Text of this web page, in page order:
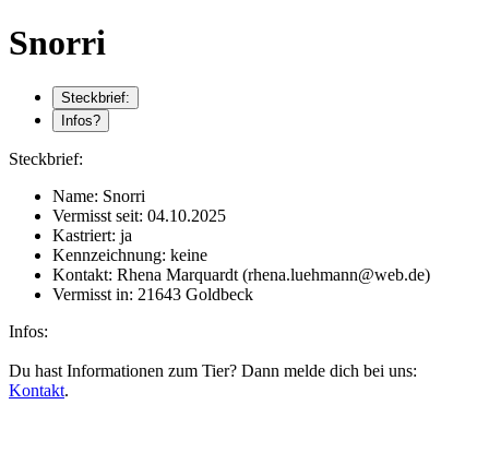
Snorri
Steckbrief:
Infos?
Steckbrief:
Name: Snorri
Vermisst seit: 04.10.2025
Kastriert: ja
Kennzeichnung: keine
Kontakt: Rhena Marquardt (rhena.luehmann@web.de)
Vermisst in: 21643 Goldbeck
Infos:
Du hast Informationen zum Tier? Dann melde dich bei uns:
Kontakt.